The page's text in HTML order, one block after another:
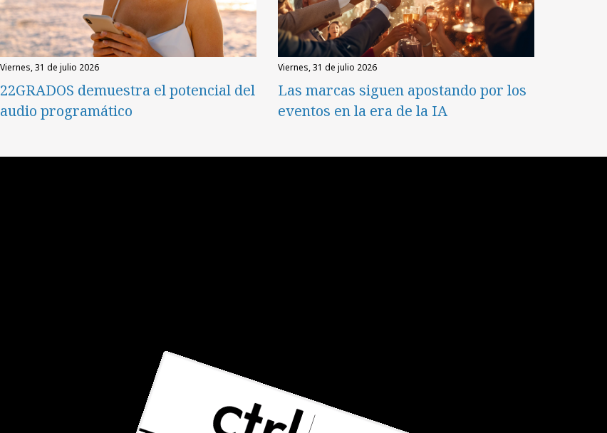
viernes, 31 de julio 2026
22GRADOS demuestra el potencial del
audio programático
viernes, 31 de julio 2026
Las marcas siguen apostando por los
eventos en la era de la IA